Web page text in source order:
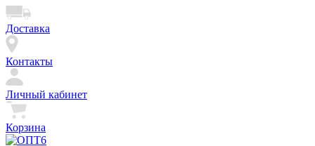
Доставка
Контакты
Личный кабинет
Корзина